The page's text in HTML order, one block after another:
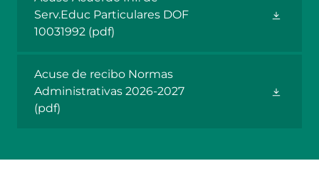
Serv.Educ Particulares DOF
10031992 (pdf)
Acuse de recibo Normas
Administrativas 2026-2027
(pdf)